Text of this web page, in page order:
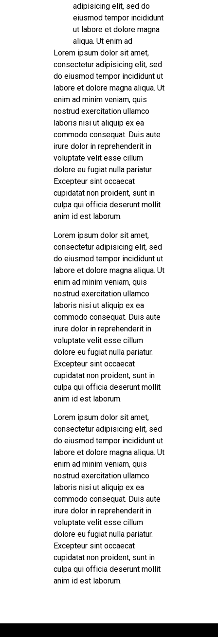
adipisicing elit, sed do
eiusmod tempor incididunt
ut labore et dolore magna
aliqua. Ut enim ad
Lorem ipsum dolor sit amet,
consectetur adipisicing elit, sed
do eiusmod tempor incididunt ut
labore et dolore magna aliqua. Ut
enim ad minim veniam, quis
nostrud exercitation ullamco
laboris nisi ut aliquip ex ea
commodo consequat. Duis aute
irure dolor in reprehenderit in
voluptate velit esse cillum
dolore eu fugiat nulla pariatur.
Excepteur sint occaecat
cupidatat non proident, sunt in
culpa qui officia deserunt mollit
anim id est laborum.
Lorem ipsum dolor sit amet,
consectetur adipisicing elit, sed
do eiusmod tempor incididunt ut
labore et dolore magna aliqua. Ut
enim ad minim veniam, quis
nostrud exercitation ullamco
laboris nisi ut aliquip ex ea
commodo consequat. Duis aute
irure dolor in reprehenderit in
voluptate velit esse cillum
dolore eu fugiat nulla pariatur.
Excepteur sint occaecat
cupidatat non proident, sunt in
culpa qui officia deserunt mollit
anim id est laborum.
Lorem ipsum dolor sit amet,
consectetur adipisicing elit, sed
do eiusmod tempor incididunt ut
labore et dolore magna aliqua. Ut
enim ad minim veniam, quis
nostrud exercitation ullamco
laboris nisi ut aliquip ex ea
commodo consequat. Duis aute
irure dolor in reprehenderit in
voluptate velit esse cillum
dolore eu fugiat nulla pariatur.
Excepteur sint occaecat
cupidatat non proident, sunt in
culpa qui officia deserunt mollit
anim id est laborum.